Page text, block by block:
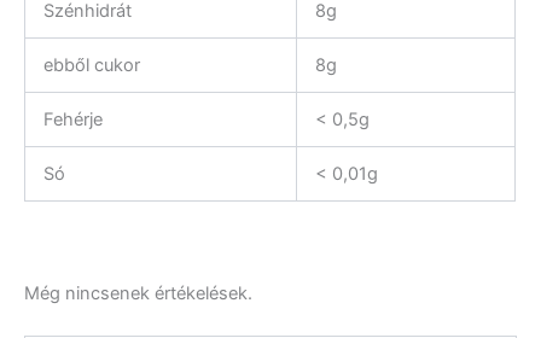
Szénhidrát 8g
ebből cukor 8g
Fehérje < 0,5g
Só < 0,01g
Még nincsenek értékelések.